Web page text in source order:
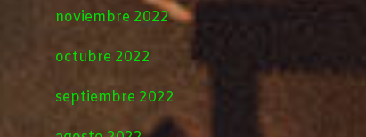
noviembre 2022
octubre 2022
septiembre 2022